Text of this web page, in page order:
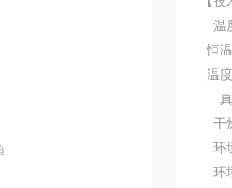
温
恒
温
干
环
环